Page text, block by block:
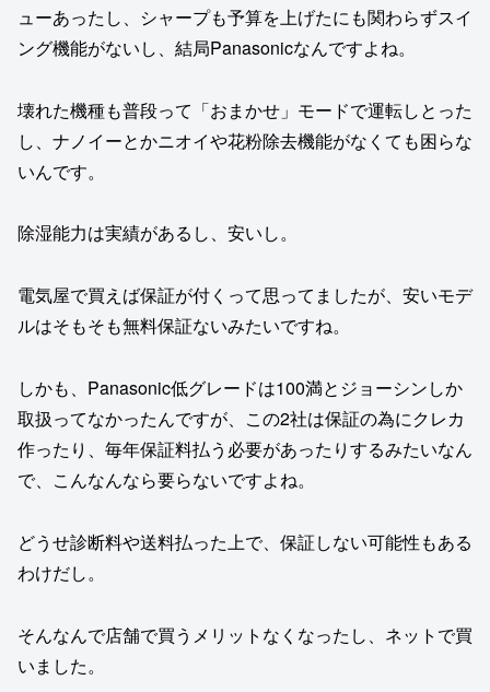
ューあったし、シャープも予算を上げたにも関わらずスイ
ング機能がないし、結局Panasonicなんですよね。
壊れた機種も普段って「おまかせ」モードで運転しとった
し、ナノイーとかニオイや花粉除去機能がなくても困らな
いんです。
除湿能力は実績があるし、安いし。
電気屋で買えば保証が付くって思ってましたが、安いモデ
ルはそもそも無料保証ないみたいですね。
しかも、Panasonic低グレードは100満とジョーシンしか
取扱ってなかったんですが、この2社は保証の為にクレカ
作ったり、毎年保証料払う必要があったりするみたいなん
で、こんなんなら要らないですよね。
どうせ診断料や送料払った上で、保証しない可能性もある
わけだし。
そんなんで店舗で買うメリットなくなったし、ネットで買
いました。